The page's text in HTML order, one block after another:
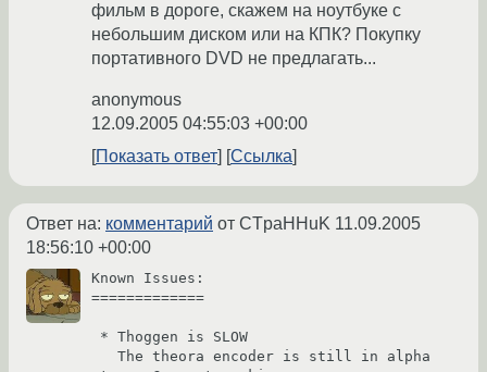
фильм в дороге, скажем на ноутбуке с
небольшим диском или на КПК? Покупку
портативного DVD не предлагать...
anonymous
12.09.2005 04:55:03 +00:00
Показать ответ
Ссылка
Ответ на: комментарий от CTpaHHuK 11.09.2005
18:56:10 +00:00
Known Issues:
=============